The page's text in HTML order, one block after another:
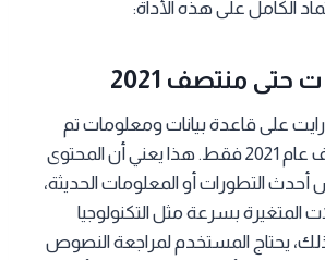
الكامل على هذه الأداة:
حتى منتصف 2021
على قاعدة بيانات ومعلومات تم
جمعها حتى منتصف عام 2021 فقط. هذا يعني أن المحتوى
التطورات أو المعلومات الحديثة،
المتغيرة بسرعة مثل التكنولوجيا
لذلك، يحتاج المستخدم لمراجعة النصوص